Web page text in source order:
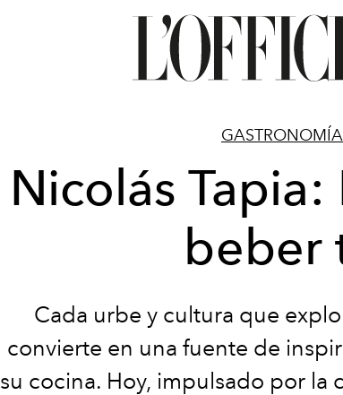
GASTRONOMÍA
Nicolás
beber
Cada urbe y cultura que
convierte en una fuente de
su cocina. Hoy, impulsado por la